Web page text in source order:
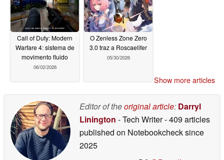
Call of Duty: Modern
Warfare 4: sistema de
movimento fluido
06/02/2026
O Zenless Zone Zero
3.0 traz a Roscaelifer
05/30/2026
Show more articles
Editor of theoriginal article: Darryl
Linington - Tech Writer- 409 articles
published on Notebookchecksince
2025